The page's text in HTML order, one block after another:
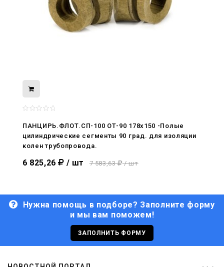
ПАНЦИРЬ.ФЛОТ.СП-100 ОТ-90 178x150 -Полые
цилиндрические сегменты 90 град. для изоляции
колен трубопровода.
6 825,26 / шт 7 583,63 / шт
Нужна помощь в подборе? Заполните форму
и мы вам поможем!
ЗАПОЛНИТЬ ФОРМУ
нами
29.06.2026
С Днём кораблестроителя!